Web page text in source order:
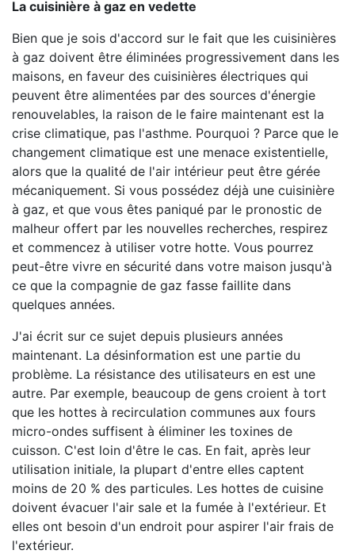
La cuisinière à gaz en vedette
Bien que je sois d'accord sur le fait que les cuisinières
à gaz doivent être éliminées progressivement dans les
maisons, en faveur des cuisinières électriques qui
peuvent être alimentées par des sources d'énergie
renouvelables, la raison de le faire maintenant est la
crise climatique, pas l'asthme. Pourquoi ? Parce que le
changement climatique est une menace existentielle,
alors que la qualité de l'air intérieur peut être gérée
mécaniquement. Si vous possédez déjà une cuisinière
à gaz, et que vous êtes paniqué par le pronostic de
malheur offert par les nouvelles recherches, respirez
et commencez à utiliser votre hotte. Vous pourrez
peut-être vivre en sécurité dans votre maison jusqu'à
ce que la compagnie de gaz fasse faillite dans
quelques années.
J'ai écrit sur ce sujet depuis plusieurs années
maintenant. La désinformation est une partie du
problème. La résistance des utilisateurs en est une
autre. Par exemple, beaucoup de gens croient à tort
que les hottes à recirculation communes aux fours
micro-ondes suffisent à éliminer les toxines de
cuisson. C'est loin d'être le cas. En fait, après leur
utilisation initiale, la plupart d'entre elles captent
moins de 20 % des particules. Les hottes de cuisine
doivent évacuer l'air sale et la fumée à l'extérieur. Et
elles ont besoin d'un endroit pour aspirer l'air frais de
l'extérieur.